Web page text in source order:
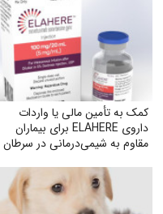
کمک به تأمین مالی یا واردات
داروی ELAHERE برای بیماران
مقاوم به شیمی‌درمانی در سرطان